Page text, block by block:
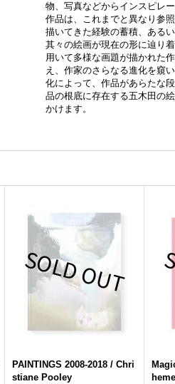
物、写真などからインスピレ
作品は、これまでと異なり参
描いてきた経験の蓄積、ある
其々の絵画が現在の形に辿り
用いて多様な画題が描かれた
え、作家のさらなる進化を窺
化によって、作品があらたな
品の根底に存在する五木田の
かけます。
PAINTINGS 2008-2018 / Chri
stiane Pooley